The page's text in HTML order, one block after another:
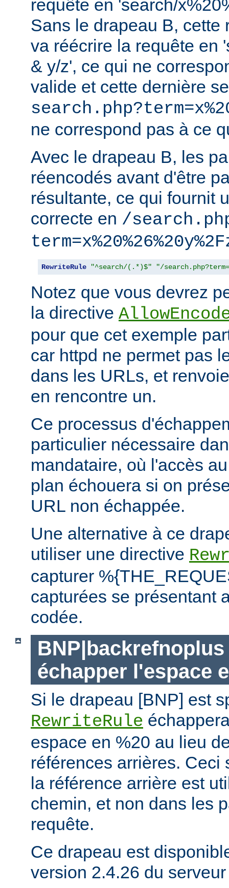
requête en 'search/
Sans le drapeau B, cette
va réécrire la requête en
& y/z', ce qui ne
valide et cette dernière
ne correspond pas à ce
Avec le drapeau B, les
réencodés avant d'être
résultante, ce qui fournit
correcte en /
RewriteRule "^search/(.*)$" "/
Notez que vous devrez
la directive
pour que cet exemple
car httpd ne permet pas
dans les URLs, et
en rencontre un.
Ce processus
particulier nécessaire
mandataire, où l'accès
plan échouera si on
URL non échappée.
Une alternative à ce
utiliser une directive
capturer
capturées se présentant
codée.
BNP|backrefnoplus
échapper l'espace
Si le drapeau [BNP] est
RewriteRule
espace en %20 au lieu
références arrières. Ceci
la référence arrière est
chemin, et non dans les
requête.
Ce drapeau est
version 2.4.26 du